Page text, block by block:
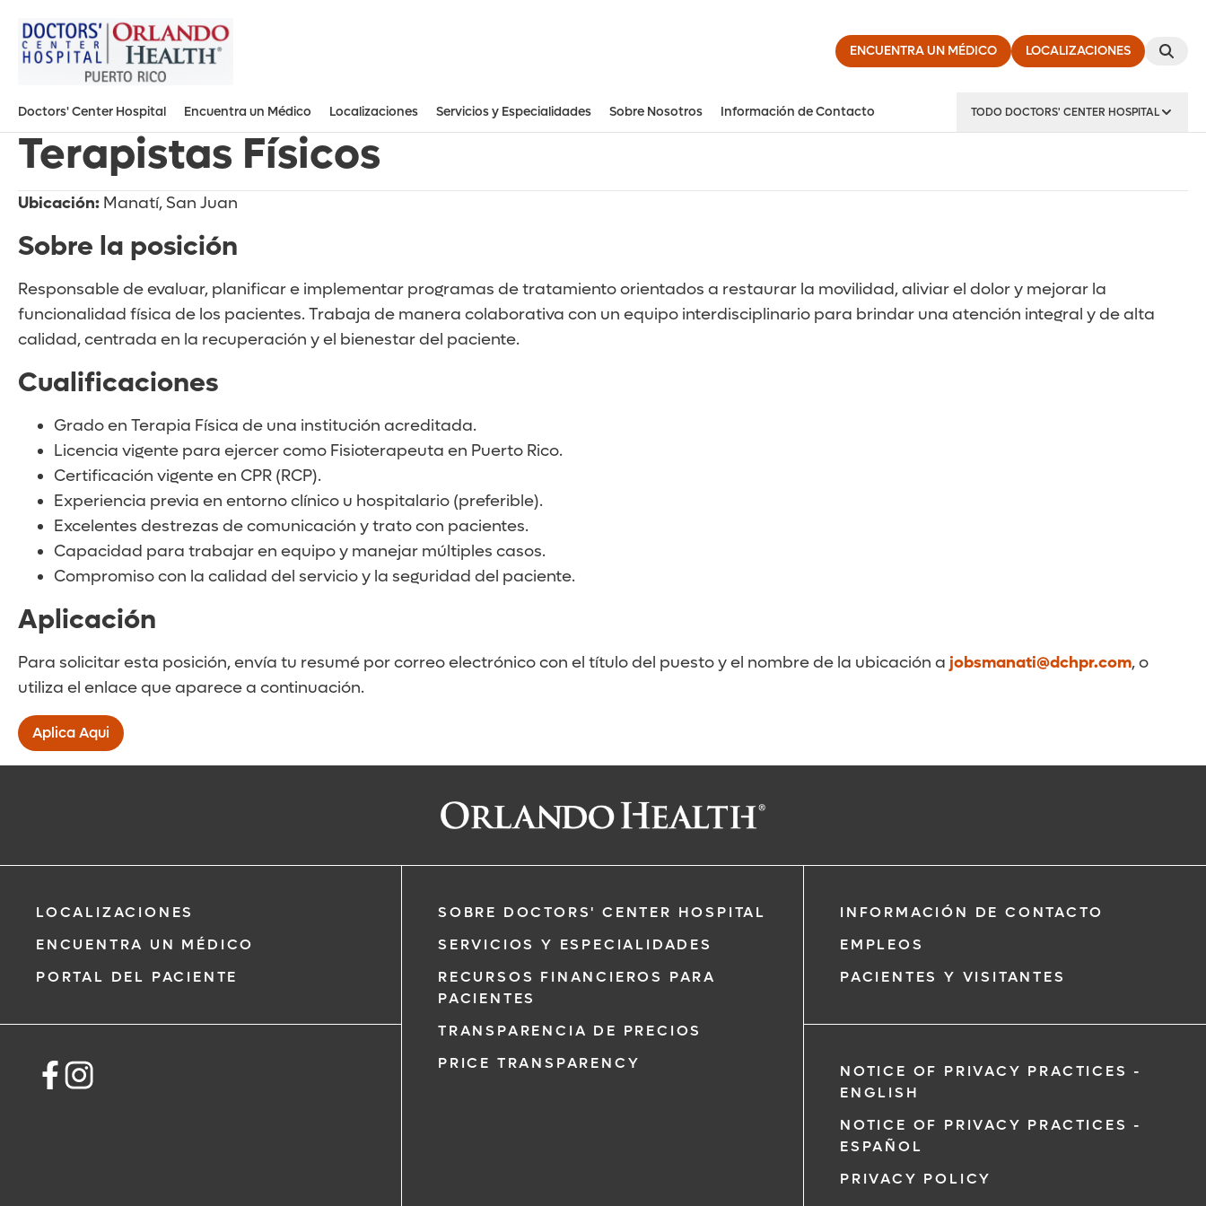
ENCUENTRA UN MÉDICO LOCALIZACIONES
Doctors' Center Hospital Encuentra un Médico Localizaciones Servicios y Especialidades Sobre Nosotros Información de Contacto TODO DOCTORS' CENTER HOSPITAL
Terapistas Físicos
Ubicación: Manatí, San Juan
Sobre la posición
Responsable de evaluar, planificar e implementar programas de tratamiento orientados a restaurar la movilidad, aliviar el dolor y mejorar la
funcionalidad física de los pacientes. Trabaja de manera colaborativa con un equipo interdisciplinario para brindar una atención integral y de alta
calidad, centrada en la recuperación y el bienestar del paciente.
Cualificaciones
Grado en Terapia Física de una institución acreditada.
Licencia vigente para ejercer como Fisioterapeuta en Puerto Rico.
Certificación vigente en CPR (RCP).
Experiencia previa en entorno clínico u hospitalario (preferible).
Excelentes destrezas de comunicación y trato con pacientes.
Capacidad para trabajar en equipo y manejar múltiples casos.
Compromiso con la calidad del servicio y la seguridad del paciente.
Aplicación
Para solicitar esta posición, envía tu resumé por correo electrónico con el título del puesto y el nombre de la ubicación a jobsmanati@dchpr.com, o
utiliza el enlace que aparece a continuación.
Aplica Aqui
LOCALIZACIONES
ENCUENTRA UN MÉDICO
PORTAL DEL PACIENTE
SOBRE DOCTORS' CENTER HOSPITAL
SERVICIOS Y ESPECIALIDADES
RECURSOS FINANCIEROS PARA
PACIENTES
TRANSPARENCIA DE PRECIOS
PRICE TRANSPARENCY
INFORMACIÓN DE CONTACTO
EMPLEOS
PACIENTES Y VISITANTES
NOTICE OF PRIVACY PRACTICES -
ENGLISH
NOTICE OF PRIVACY PRACTICES -
ESPAÑOL
PRIVACY POLICY